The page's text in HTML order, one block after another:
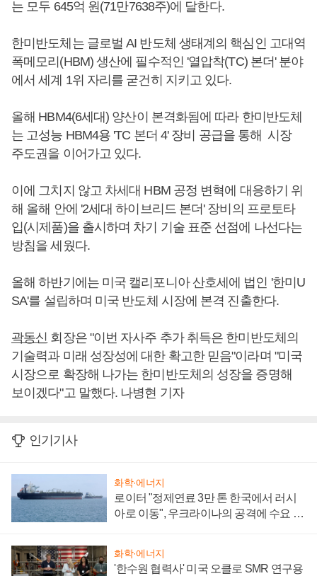
는 모두 645억 원(71만7638주)에 달한다.
한미반도체는 글로벌 AI 반도체 생태계의 핵심인 고대역
폭메모리(HBM) 생산에 필수적인 '열압착(TC) 본더' 분야
에서 세계 1위 자리를 굳건히 지키고 있다.
올해 HBM4(6세대) 양산이 본격화됨에 따라 한미반도체
는 고성능 HBM4용 'TC 본더 4' 장비 공급을 통해 시장
주도권을 이어가고 있다.
이에 그치지 않고 차세대 HBM 공정 변혁에 대응하기 위
해 올해 안에 '2세대 하이브리드 본더' 장비의 프로토타
입(시제품)을 출시하며 차기 기술 표준 선점에 나선다는
방침을 세웠다.
올해 하반기에는 미국 캘리포니아 산호세에 법인 '한미U
SA'를 설립하며 미국 반도체 시장에 본격 진출한다.
곽동신 회장은 "이번 자사주 추가 취득은 한미반도체의
기술력과 미래 성장성에 대한 확고한 믿음"이라며 "미국
시장으로 확장해 나가는 한미반도체의 성장을 증명해
보이겠다"고 말했다. 나병현 기자
인기기사
화학·에너지
로이터 "정제연료 3만 톤 한국에서 러시
아로 이동", 우크라이나의 공격에 수요 늘
화학·에너지
'한수원 협력사' 미국 오클로 SMR 연구용